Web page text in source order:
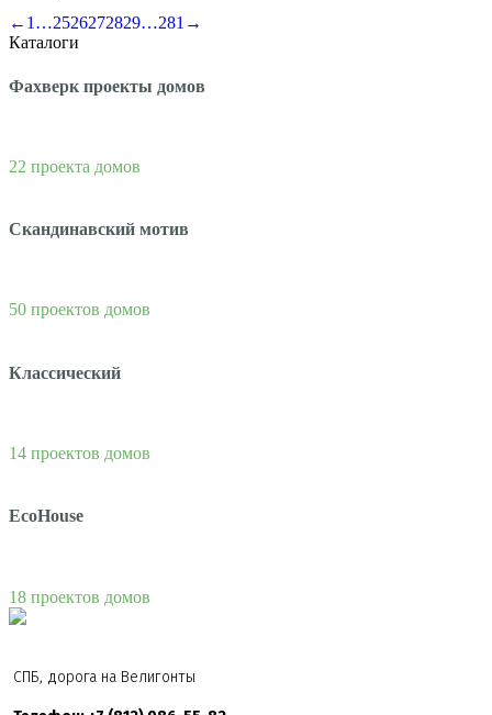
← 1 …2526272829…281 →
Каталоги
Фахверк проекты домов
22 проекта домов
Скандинавский мотив
50 проектов домов
Классический
14 проектов домов
EcoHouse
18 проектов домов
СПБ, дорога на Велигонты